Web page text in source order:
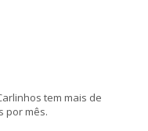
tem mais de
por mês.